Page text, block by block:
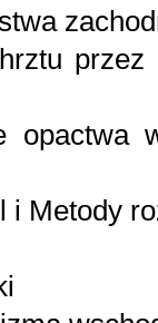
opactwa
i Metody